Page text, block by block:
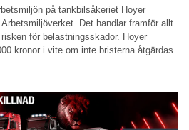
på tankbilsåkeriet Hoyer
Det handlar framför allt
för belastningsskador. Hoyer
kronor i vite om inte bristerna åtgärdas.